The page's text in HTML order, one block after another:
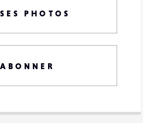
PHOTOS